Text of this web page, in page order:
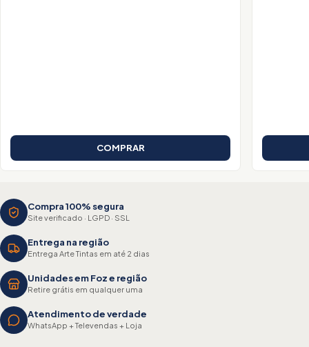
COMPRAR
Compra 100% segura
Site verificado · LGPD · SSL
Entrega na região
Entrega Arte Tintas em até 2 dias
Unidades em Foz e região
Retire grátis em qualquer uma
Atendimento de verdade
WhatsApp + Televendas + Loja